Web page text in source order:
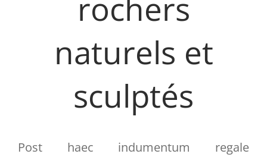
rochers
naturels et
sculptés
Post haec indumentum regale